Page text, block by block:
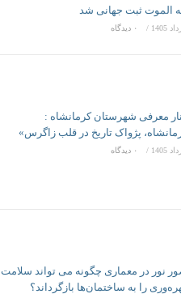
الموت ثبت جهانی شد
/ ۰ دیدگاه
معرفی شهرستان کرمانشاه :
پژواک تاریخ در قلب زاگرس»
/ ۰ دیدگاه
نور در معماری چگونه می تواند سلامت
را به ساختمان‌ها بازگرداند؟